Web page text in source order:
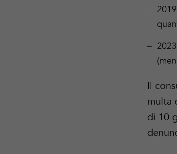
Il
multa
di 10